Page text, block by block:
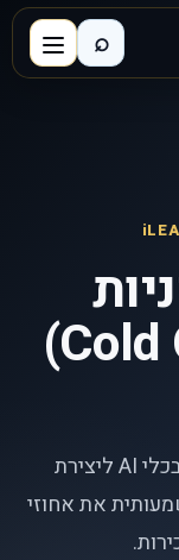
⌕
קרות (Cold Outreach)
איך להימנע מתיקיית הספאם? שימוש בכלי AI ליצירת
את אחוזי